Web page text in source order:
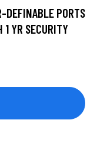
DEFINABLE PORTS
YR SECURITY